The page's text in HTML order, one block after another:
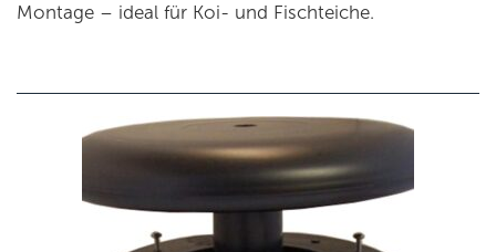
Montage – ideal für Koi- und Fischteiche.